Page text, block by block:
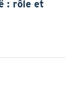
: rôle et